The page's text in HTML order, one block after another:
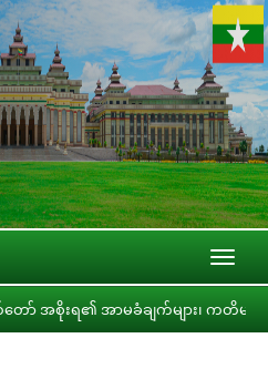
ျား၊ ကတိများနှင့် တာဝန်ခံချက်များ